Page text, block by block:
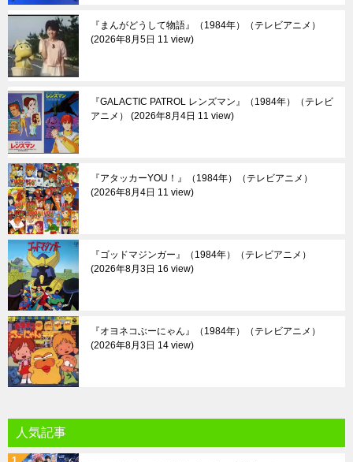
『まんがどうして物語』（1984年）（テレビアニメ）
2026年8月5日 11 view
『GALACTIC PATROL レンズマン』（1984年）（テレビ
アニメ）
2026年8月4日 11 view
『アタッカーYOU！』（1984年）（テレビアニメ）
2026年8月4日 11 view
『ゴッドマジンガー』（1984年）（テレビアニメ）
2026年8月3日 16 view
『オヨネコぶーにゃん』（1984年）（テレビアニメ）
2026年8月3日 14 view
人気記事